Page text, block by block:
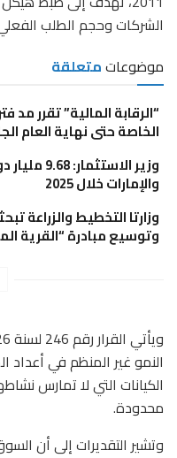
الشركات وحجم الطلب
موضوعاتمتعلقة
“الرقابة المالية” تقرر
الخاصة حتى نهاية العام
وزير
والإمارات خلال 2025
وزارتا التخطيط والزراعة
وتوسيع مبادرة “القرية
النمو غير المنظم في
الكيانات التي لا تمارس
محدودة.
وتشير التقديرات إلى أن